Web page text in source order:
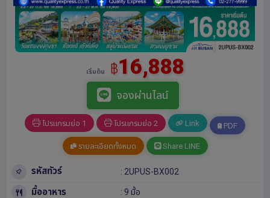
เริ่มต้น ฿16,888
จองผ่านไลน์
โปรแกรมย่อ 1 โปรแกรมย่อ 2 Link PDF
รายละเอียดทั้งหมด Share LINE
รหัสทัวร์ : 2UPUS-BX002
มื้ออาหาร : 9 มื้อ